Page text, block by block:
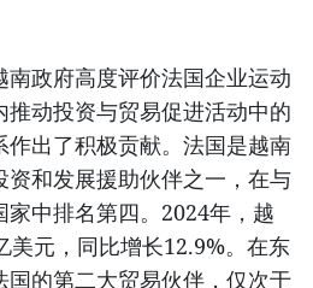
政府高度评价法国企业运动
动投资与贸易促进活动中的
出了积极贡献。法国是越南
和发展援助伙伴之一，在与
中排名第四。2024年，越
美元，同比增长12.9%。在东
国的第二大贸易伙伴，仅次于